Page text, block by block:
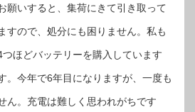
願いすると、集荷にきて引き取って
すので、処分にも困りません。私も
ほどバッテリーを購入しています
。今年で6年目になりますが、一度も
ん。充電は難しく思われがちです